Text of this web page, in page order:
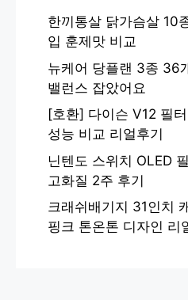
한끼통살 닭가슴살 10
입 훈제맛 비교
뉴케어 당플랜 3종 36
밸런스 잡았어요
[호환] 다이슨 V12 필
성능 비교 리얼후기
닌텐도 스위치 OLED
고화질 2주 후기
크래쉬배기지 31인치
핑크 톤온톤 디자인 리